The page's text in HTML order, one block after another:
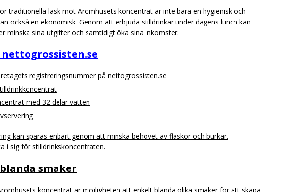
traditionella läsk mot Aromhusets koncentrat är inte bara en hygienisk och
också en ekonomisk. Genom att erbjuda stilldrinkar under dagens lunch kan
minska sina utgifter och samtidigt öka sina inkomster.
registreringsnummer på nettogrossisten.se
med 32 delar vatten
kan sparas enbart genom att minska behovet av flaskor och burkar.
i sig för stilldrinkskoncentraten.
smaker
koncentrat är möjligheten att enkelt blanda olika smaker för att skapa